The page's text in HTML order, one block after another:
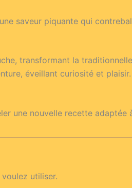
saveur piquante qui
transformant la traditionnelle
éveillant curiosité et plaisir.
une nouvelle recette adaptée
utiliser.